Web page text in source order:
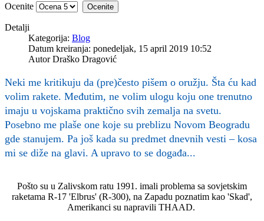
Ocenite
Detalji
Kategorija: Blog
Datum kreiranja: ponedeljak, 15 april 2019 10:52
AutorDraško Dragović
Neki me kritikuju da (pre)često pišem o oružju. Šta ću kad
volim rakete. Međutim, ne volim ulogu koju one trenutno
imaju u vojskama praktično svih zemalja na svetu.
Posebno me plaše one koje su preblizu Novom Beogradu
gde stanujem. Pa još kada su predmet dnevnih vesti – kosa
mi se diže na glavi. A upravo to se događa...
Pošto su u Zalivskom ratu 1991. imali problema sa sovjetskim
raketama R-17 'Elbrus' (R-300), na Zapadu poznatim kao 'Skad',
Amerikanci su napravili THAAD.